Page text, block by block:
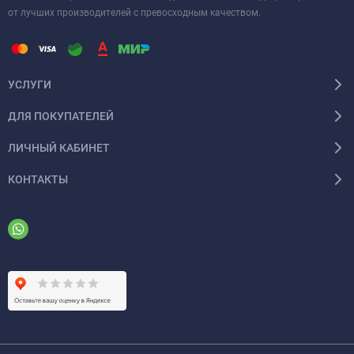
от лучших производителей с превосходным качеством.
УСЛУГИ
ДЛЯ ПОКУПАТЕЛЕЙ
ЛИЧНЫЙ КАБИНЕТ
КОНТАКТЫ